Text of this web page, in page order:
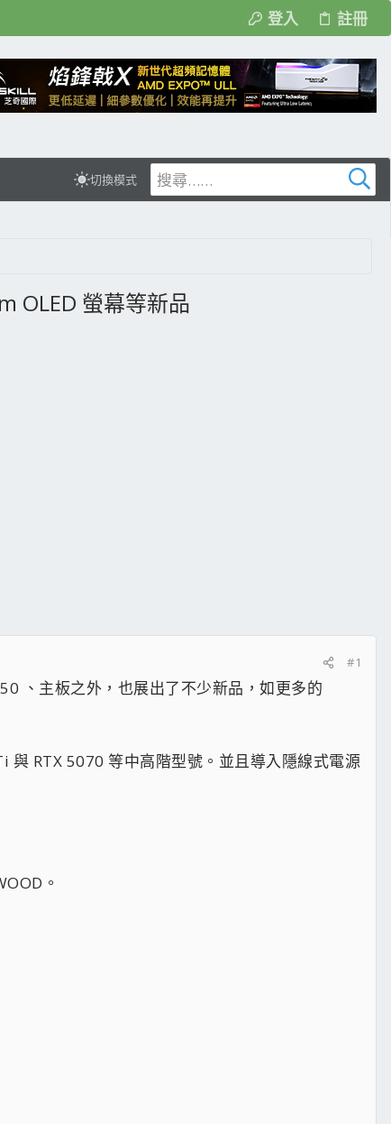
登入 註冊
切換模式
OLED 螢幕等新品
#1
、主板之外，也展出了不少新品，如更多的
與 RTX 5070 等中高階型號。並且導入隱線式電源
。